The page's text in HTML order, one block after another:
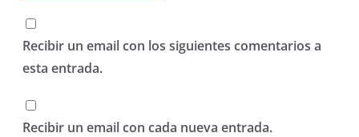
Recibir un email con los siguientes comentarios a
esta entrada.
Recibir un email con cada nueva entrada.